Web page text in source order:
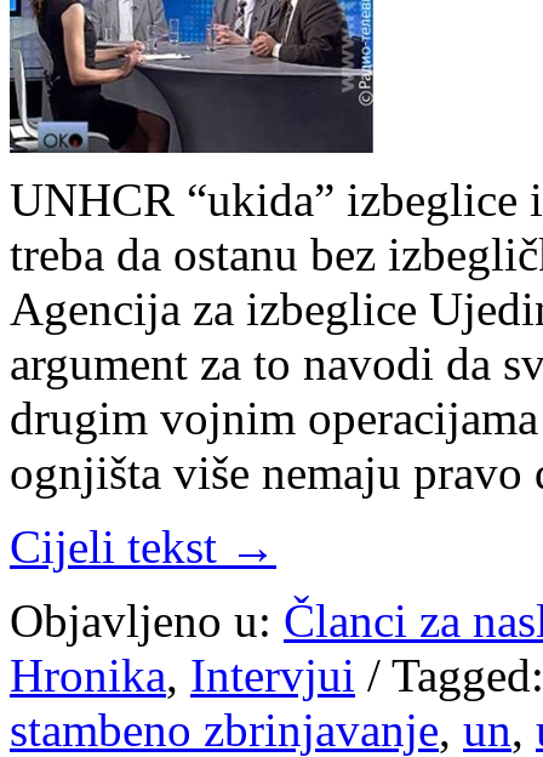
UNHCR “ukida” izbeglice
treba da ostanu bez
Agencija za izbeglice
argument za to navodi da
drugim vojnim
ognjišta više nemaju
Cijeli tekst →
Objavljeno u: Članci za
Hronika, Intervjui / Tagged:
stambeno zbrinjavanje, un,